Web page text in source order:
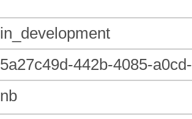
in_development
5a27c49d-442b-4085-
nb